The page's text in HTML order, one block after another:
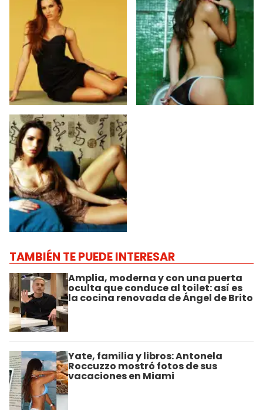
TAMBIÉN TE PUEDE INTERESAR
Amplia, moderna y con una puerta
oculta que conduce al toilet: así es
la cocina renovada de Ángel de Brito
Yate, familia y libros: Antonela
Roccuzzo mostró fotos de sus
vacaciones en Miami